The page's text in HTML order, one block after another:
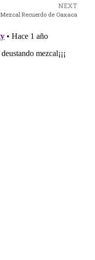
NEXT
Mezcal Recuerdo de Oaxaca